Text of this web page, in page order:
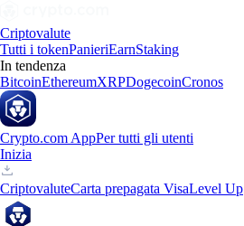
Criptovalute
Tutti i tokenPanieriEarnStaking
In tendenza
BitcoinEthereumXRPDogecoinCronos
Crypto.com AppPer tutti gli utenti
Inizia
CriptovaluteCarta prepagata VisaLevel Up